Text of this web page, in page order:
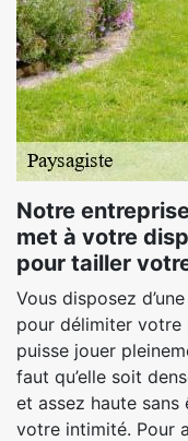
Notre entreprise
met à votre
pour tailler
Vous disposez
pour délimiter votre
puisse jouer
faut qu’elle soit
et assez haute
votre intimité. Pour